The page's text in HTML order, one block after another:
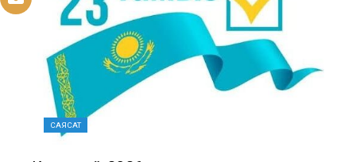
САЯСАТ